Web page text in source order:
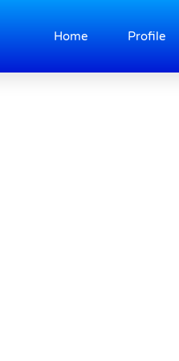
Home Profile